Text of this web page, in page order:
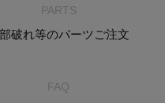
PARTS
破れ等のパーツご注文
FAQ